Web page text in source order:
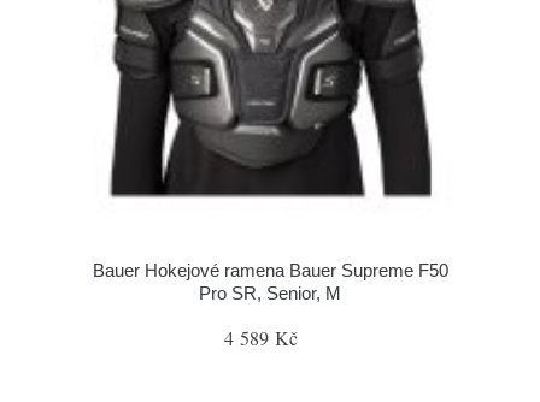
Bauer Hokejové ramena Bauer Supreme F50
Pro SR, Senior, M
4 589 Kč